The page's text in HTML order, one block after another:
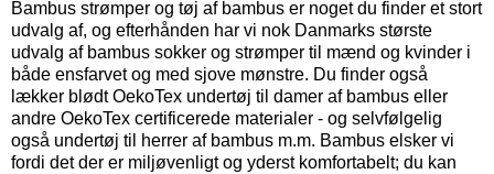
Bambus strømper og tøj af bambus er noget du finder et stort
udvalg af, og efterhånden har vi nok Danmarks største
udvalg af bambus sokker og strømper til mænd og kvinder i
både ensfarvet og med sjove mønstre. Du finder også
lækker blødt OekoTex undertøj til damer af bambus eller
andre OekoTex certificerede materialer - og selvfølgelig
også undertøj til herrer af bambus m.m. Bambus elsker vi
fordi det der er miljøvenligt og yderst komfortabelt; du kan